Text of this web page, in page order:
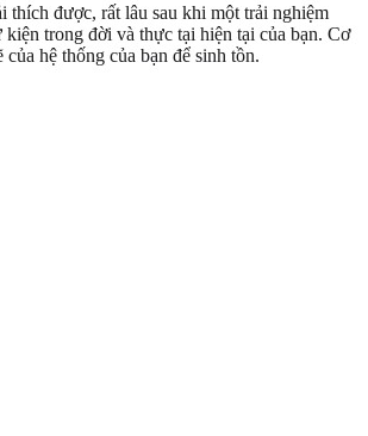
thích được, rất lâu sau khi một trải nghiệm
kiện trong đời và thực tại hiện tại của bạn. Cơ
hệ thống của bạn để sinh tồn.